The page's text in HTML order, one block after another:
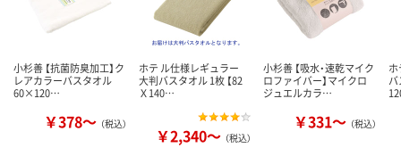
小杉善 【抗菌防臭加工】ク
レアカラーバスタオル
60×120…
￥378～ （税込）
ホテ ル仕様レギュラー
大判バスタオル 1枚 【82
Ｘ140…
￥2,340～ （税込）
小杉善 【吸水・速乾マイク
ロファイバー】マイクロ
ジュエルカラ…
￥331～ （税込）
バ